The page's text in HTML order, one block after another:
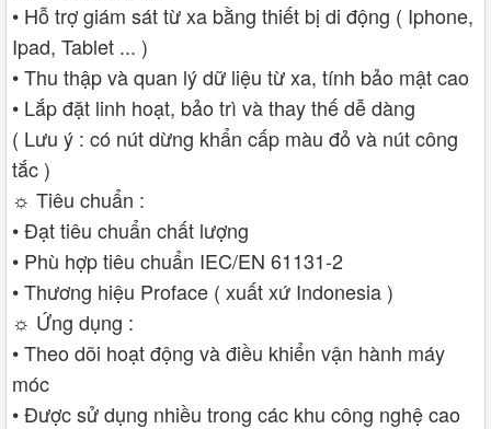
• Hỗ trợ giám sát từ xa bằng thiết bị di động ( Iphone,
Ipad, Tablet ... )
• Thu thập và quan lý dữ liệu từ xa, tính bảo mật cao
• Lắp đặt linh hoạt, bảo trì và thay thế dễ dàng
( Lưu ý : có nút dừng khẩn cấp màu đỏ và nút công
tắc )
☼ Tiêu chuẩn :
• Đạt tiêu chuẩn chất lượng
• Phù hợp tiêu chuẩn IEC/EN 61131-2
• Thương hiệu Proface ( xuất xứ Indonesia )
☼ Ứng dụng :
• Theo dõi hoạt động và điều khiển vận hành máy
móc
• Được sử dụng nhiều trong các khu công nghệ cao